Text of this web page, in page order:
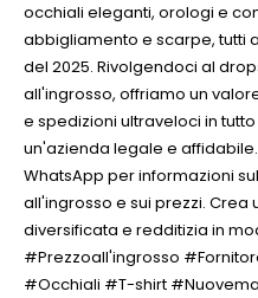
occhiali eleganti, orologi e
abbigliamento e scarpe, tutti
del 2025. Rivolgendoci al
all'ingrosso, offriamo un
e spedizioni ultraveloci in
un'azienda legale e
WhatsApp per informazioni
all'ingrosso e sui prezzi.
diversificata e redditizia in
#Prezzoall'ingrosso
#Occhiali #T-shirt